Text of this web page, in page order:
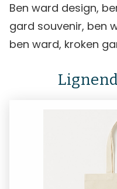
Ben ward design,
gard souvenir, ben
ben ward, kroken